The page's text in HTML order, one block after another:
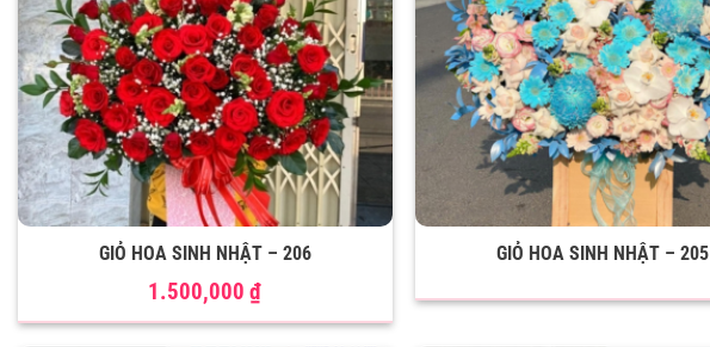
GIỎ HOA SINH NHẬT – 206
1.500,000₫
GIỎ HOA SINH NHẬT – 205